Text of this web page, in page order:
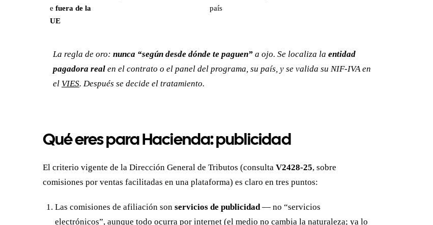
e fuera de la
UE
país
La regla de oro: nunca “según desde dónde te paguen” a ojo. Se localiza la entidad
pagadora real en el contrato o el panel del programa, su país, y se valida su NIF-IVA en
el VIES. Después se decide el tratamiento.
Qué eres para Hacienda: publicidad
El criterio vigente de la Dirección General de Tributos (consulta V2428-25, sobre
comisiones por ventas facilitadas en una plataforma) es claro en tres puntos:
Las comisiones de afiliación son servicios de publicidad— no “servicios
electrónicos”, aunque todo ocurra por internet (el medio no cambia la naturaleza; ya lo